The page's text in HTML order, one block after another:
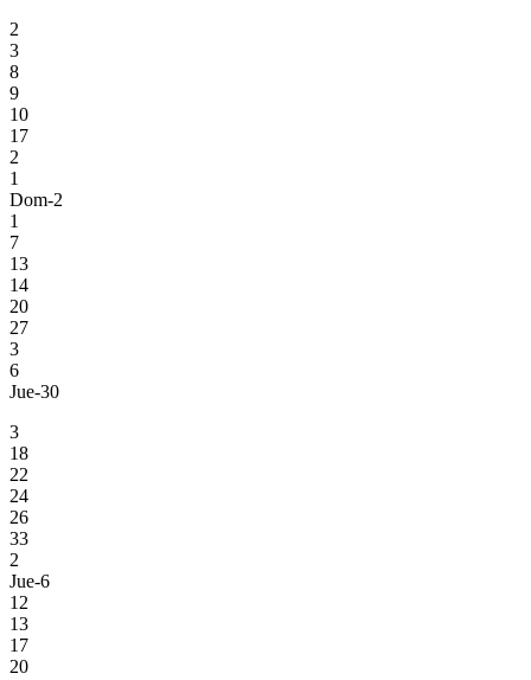
2
3
8
9
10
17
2
1
Dom-2
1
7
13
14
20
27
3
6
Jue-30
3
18
22
24
26
33
2
Jue-6
12
13
17
20